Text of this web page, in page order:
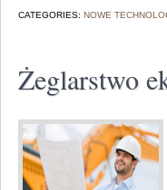
CATEGORIES: NOWE
Żeglarstwo